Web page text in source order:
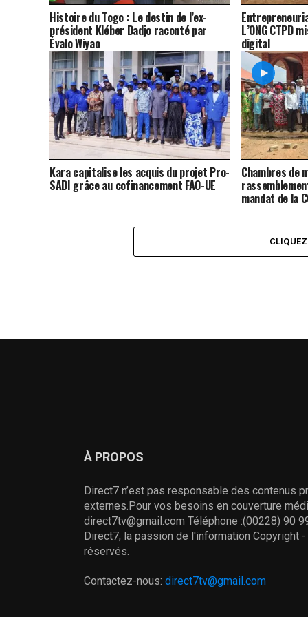
Histoire du Togo : Le destin de l’ex-
président Kléber Dadjo raconté par
Évalo Wiyao
L’ONG CTPD
digital
Kara capitalise les acquis du projet Pro-
SADI grâce au cofinancement FAO-UE
Chambres de
mandat de la
À PROPOS
Direct7 n’est pas responsable des contenus
externes.Pour vos besoins en couverture
direct7tv@gmail.com Téléphone :(00228) 90
Direct7, la passion de l'information Copyright
réservés.
Contactez-nous: direct7tv@gmail.com